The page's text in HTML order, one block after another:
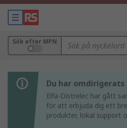
Sök efter MPN
Du har omdirigerats
Elfa-Distrelec har gått
för att erbjuda dig ett
produkter, lokal support